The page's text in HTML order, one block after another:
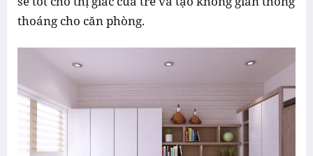
thoáng cho căn phòng.